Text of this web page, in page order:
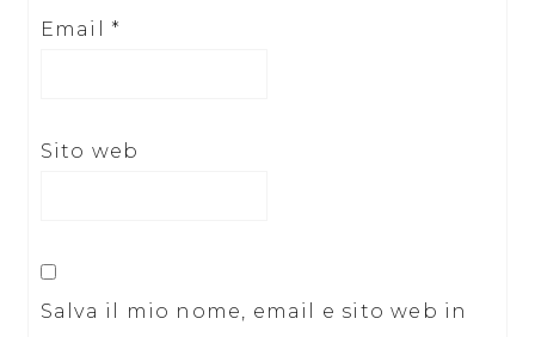
Email *
Sito web
Salva il mio nome, email e sito web in